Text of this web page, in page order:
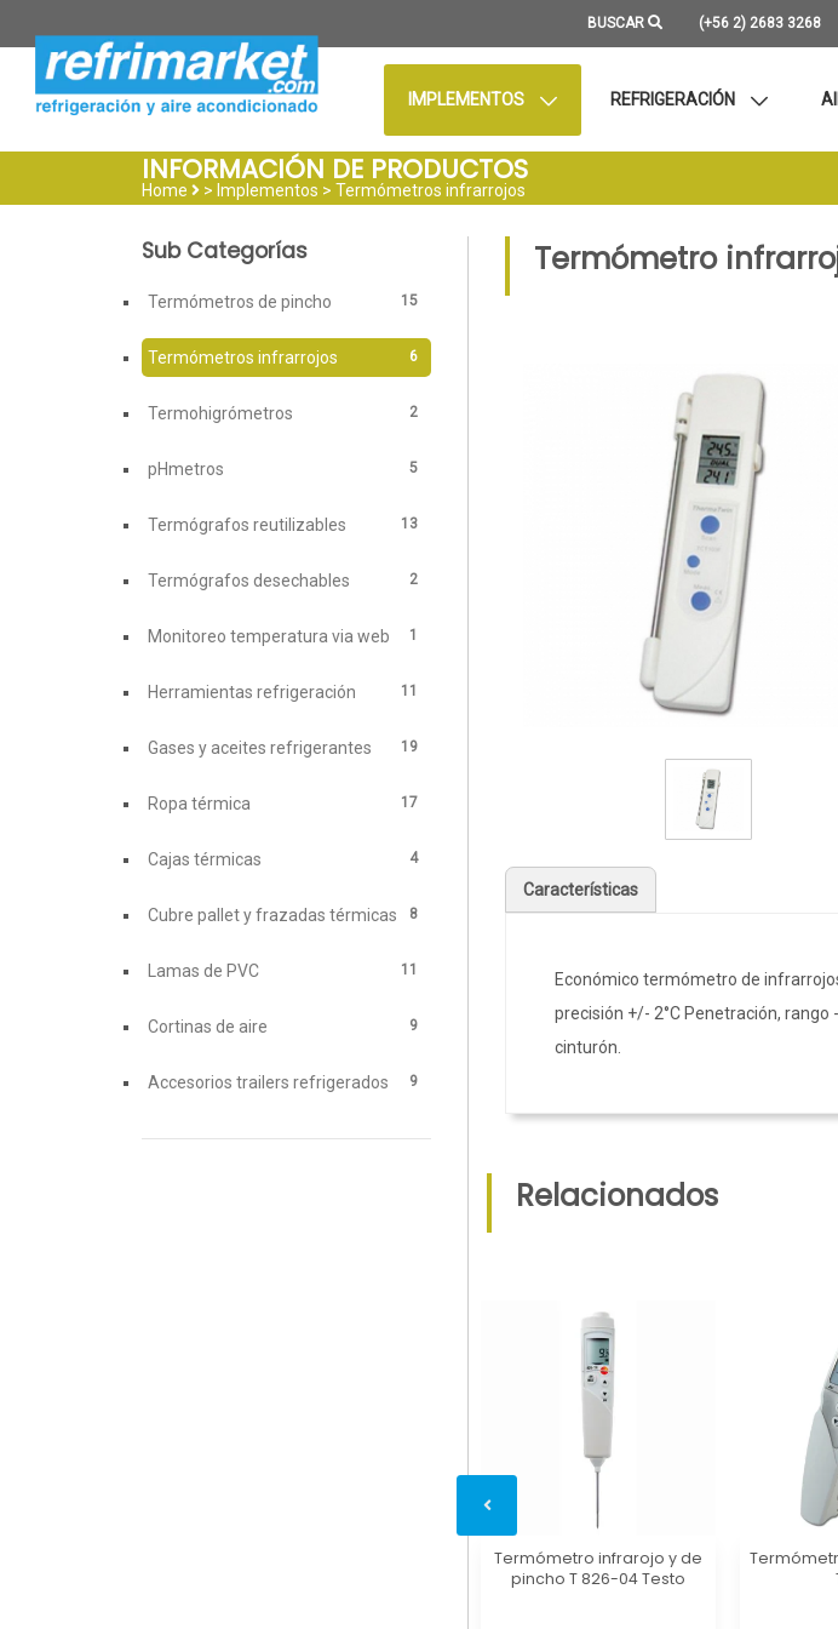
BUSCAR (+56 2) 2683 3268
IMPLEMENTOS REFRIGERACIÓN
INFORMACIÓN DE PRODUCTOS
Home > Implementos > Termómetros infrarrojos
Termómetro
Características
Económico termómetro de
precisión +/- 2°C Penetración, rango
cinturón.
Relacionados
Termómetro infrarojo y de
pincho T 826-04 Testo
Sub Categorías
Termómetros de pincho 15
Termómetros infrarrojos 6
Termohigrómetros 2
pHmetros 5
Termógrafos reutilizables 13
Termógrafos desechables 2
Monitoreo temperatura via web 1
Herramientas refrigeración 11
Gases y aceites refrigerantes 19
Ropa térmica 17
Cajas térmicas 4
Cubre pallet y frazadas térmicas 8
Lamas de PVC 11
Cortinas de aire 9
Accesorios trailers refrigerados 9